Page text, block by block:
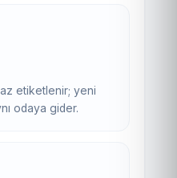
etiketlenir; yeni
odaya gider.